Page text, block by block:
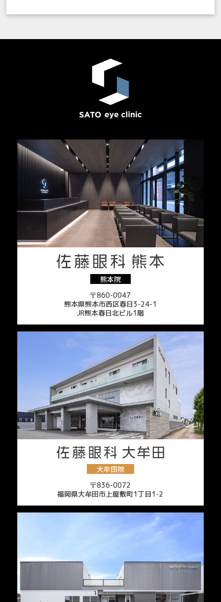
熊本院
〒860-0047
熊本県熊本市西区春日3-24-1
JR熊本春日北ビル1階
大牟田院
〒836-0072
福岡県大牟田市上屋敷町1丁目1-2